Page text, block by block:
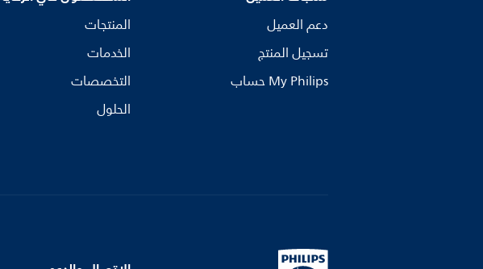
دعم العميل
تسجيل المنتج
My Philips حساب
المنتجات
الخدمات
التخصصات
الحلول